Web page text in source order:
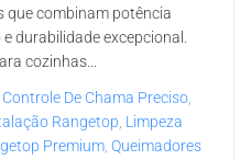
que combinam potência
durabilidade excepcional.
cozinhas...
Controle De Chama Preciso,
Rangetop, Limpeza
Premium, Queimadores